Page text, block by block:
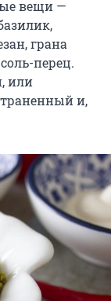
вещи —
грана
перец.
или
и,